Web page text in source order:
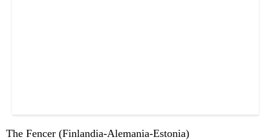
The Fencer (Finlandia-Alemania-Estonia)